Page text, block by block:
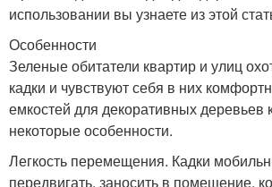
использовании вы узнаете из этой
Особенности
Зеленые обитатели квартир и улиц
кадки и чувствуют себя в них
емкостей для декоративных деревьев
некоторые особенности.
Легкость перемещения. Кадки
передвигать, заносить в помещение,